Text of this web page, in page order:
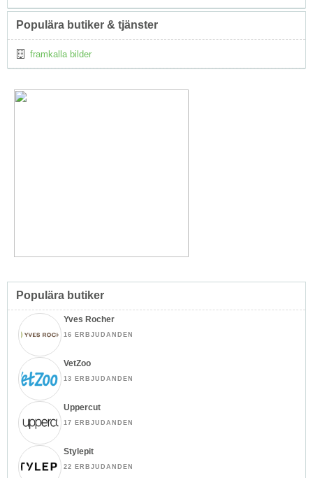
Populära butiker & tjänster
framkalla bilder
Populära butiker
Yves Rocher
16 ERBJUDANDEN
VetZoo
13 ERBJUDANDEN
Uppercut
17 ERBJUDANDEN
Stylepit
22 ERBJUDANDEN